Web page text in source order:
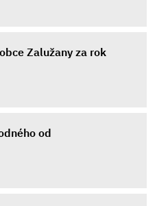
Zalužany za rok
od